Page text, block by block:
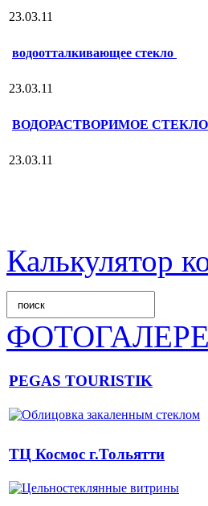
23.03.11
водоотталкивающее стекло
23.03.11
ВОДОРАСТВОРИМОЕ СТЕКЛО
23.03.11
Калькулятор
PEGAS TOURISTIK
ТЦ Космос г.Тольятти